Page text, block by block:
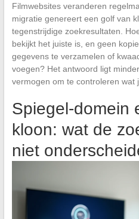
Filmwebsites veranderen
migratie genereert een golf van
tegenstrijdige zoekresultaten.
bekijkt het juiste is, en geen
gegevens te verzamelen of
voegen? Het antwoord ligt
vermogen om te controleren wat
Spiegel-domein
kloon: wat de
niet